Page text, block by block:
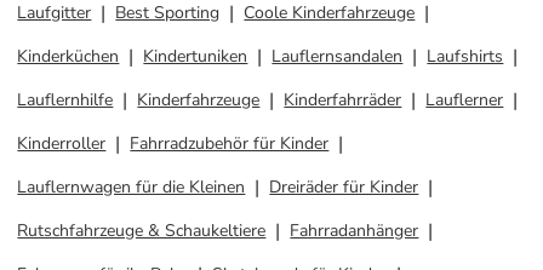
Laufgitter
Best Sporting
Coole Kinderfahrzeuge
Kinderküchen
Kindertuniken Lauflernsandalen
Laufshirts
Lauflernhilfe
Kinderfahrzeuge Kinderfahrräder
Lauflerner
Kinderroller
Fahrradzubehör für Kinder
Lauflernwagen für die Kleinen
Dreiräder für Kinder
Rutschfahrzeuge & Schaukeltiere
Fahrradanhänger